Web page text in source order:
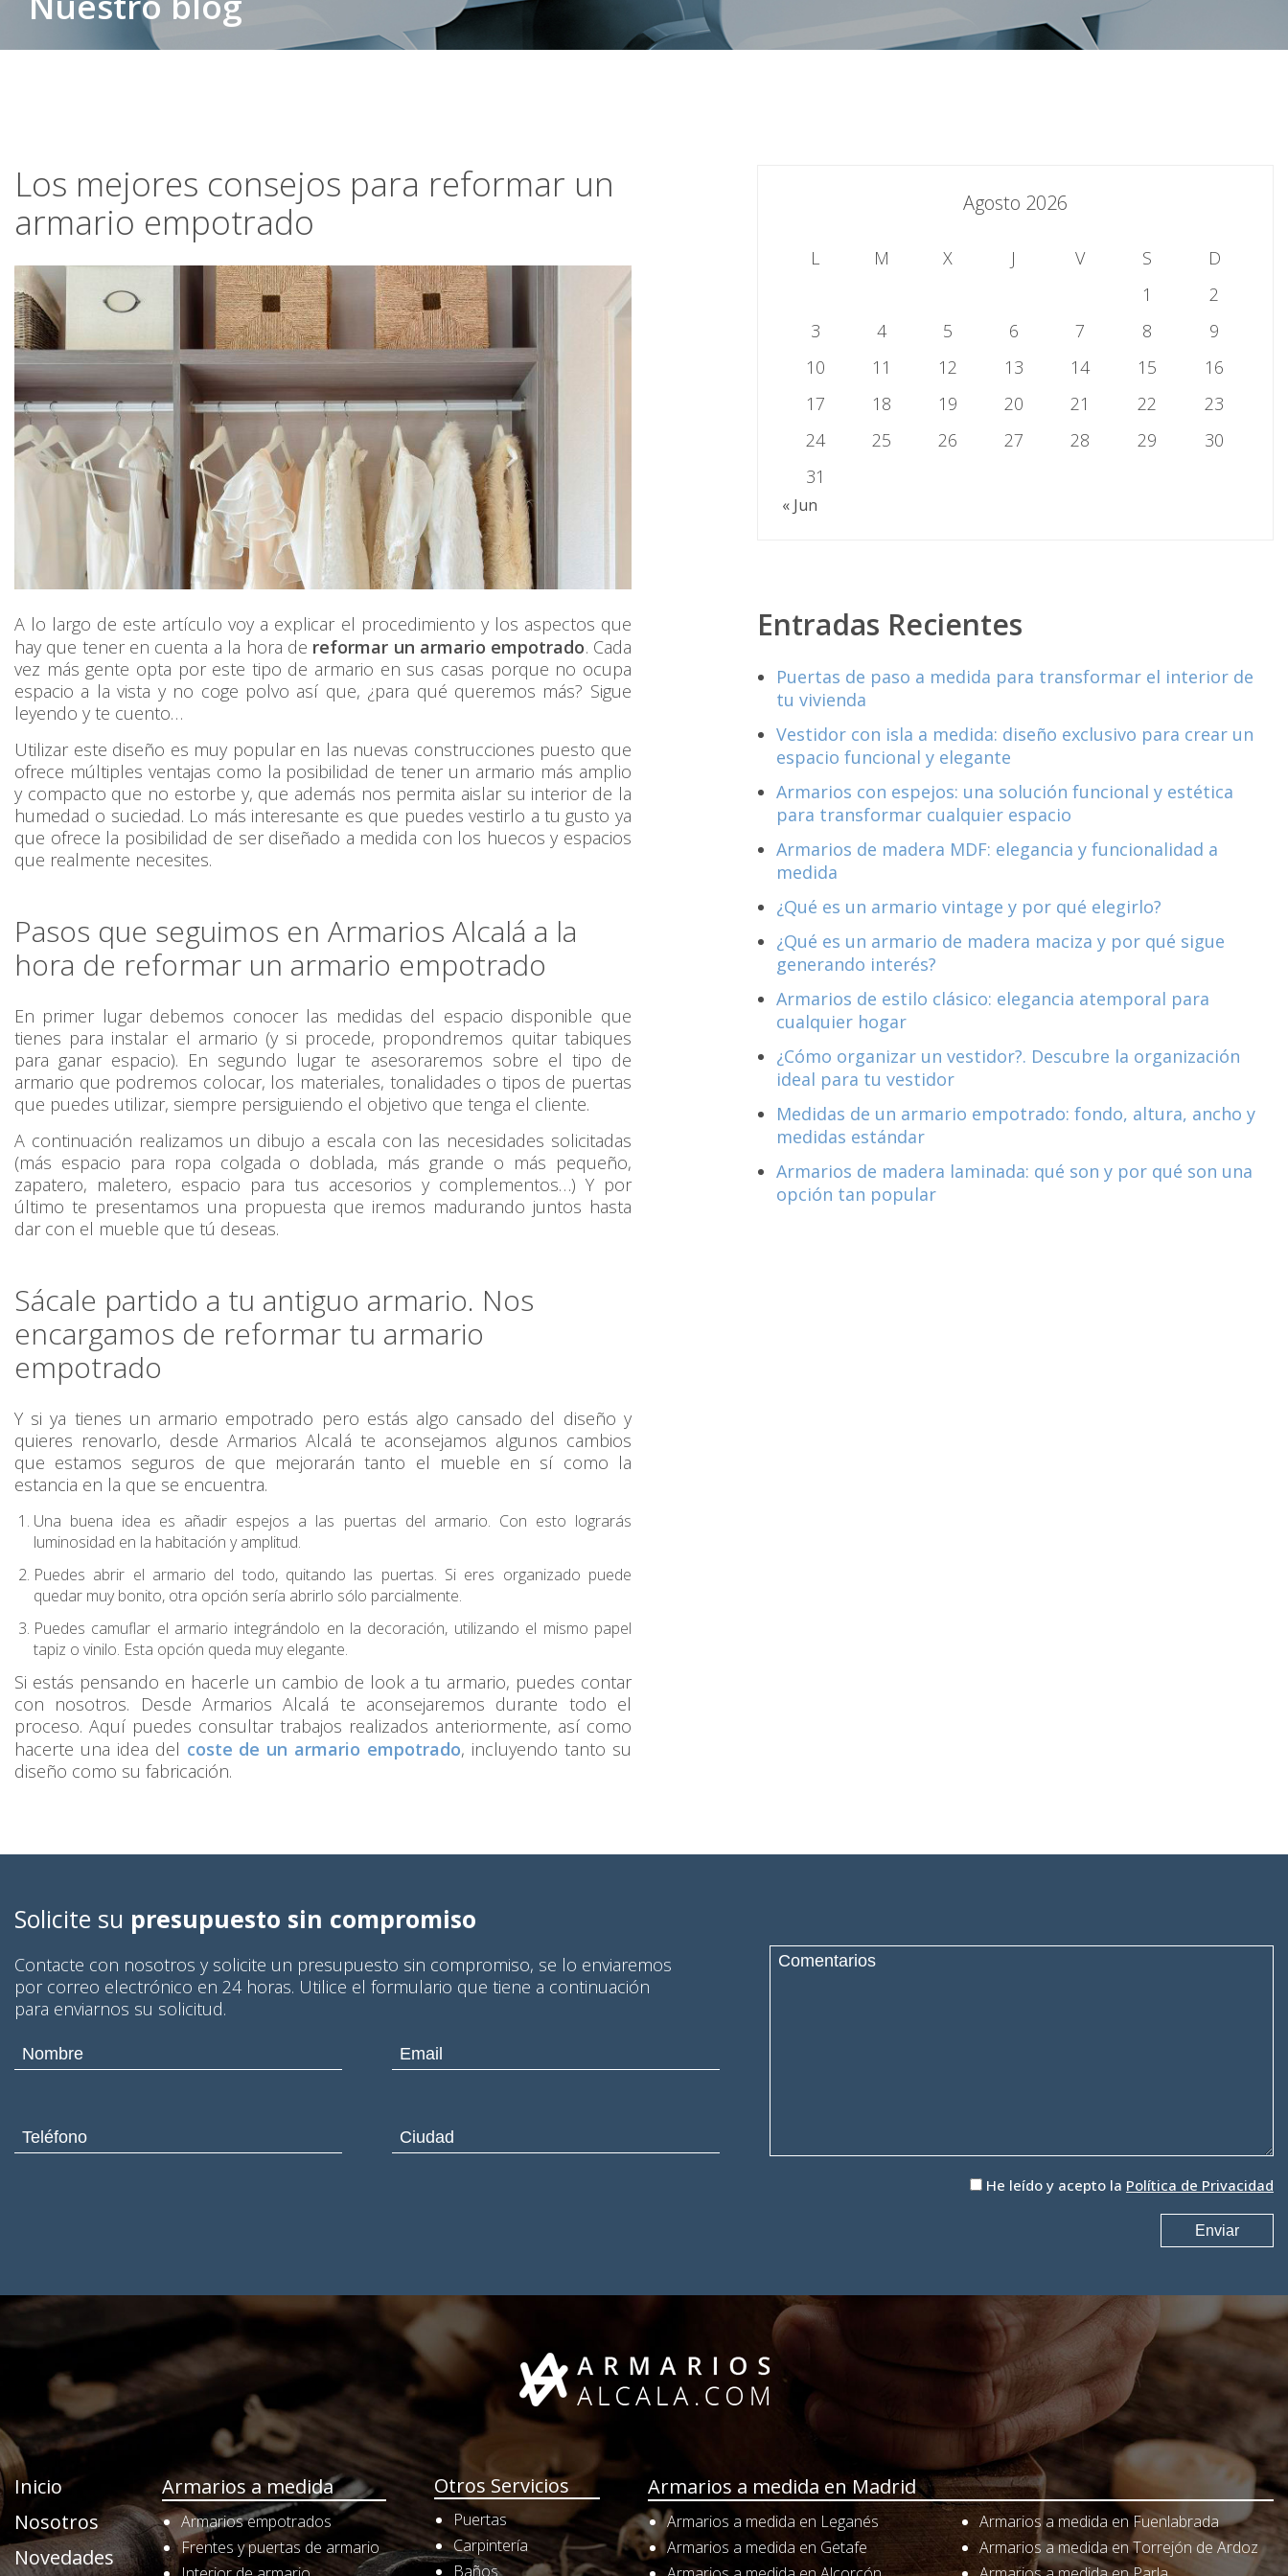
Los mejores consejos para reformar un
armario empotrado
A lo largo de este artículo voy a explicar el procedimiento y los aspectos que
hay que tener en cuenta a la hora de reformar un armario empotrado. Cada
vez más gente opta por este tipo de armario en sus casas porque no ocupa
espacio a la vista y no coge polvo así que, ¿para qué queremos más? Sigue
leyendo y te cuento…
Utilizar este diseño es muy popular en las nuevas construcciones puesto que
ofrece múltiples ventajas como la posibilidad de tener un armario más amplio
y compacto que no estorbe y, que además nos permita aislar su interior de la
humedad o suciedad. Lo más interesante es que puedes vestirlo a tu gusto ya
que ofrece la posibilidad de ser diseñado a medida con los huecos y espacios
que realmente necesites.
Pasos que seguimos en Armarios Alcalá a la
hora de reformar un armario empotrado
En primer lugar debemos conocer las medidas del espacio disponible que
tienes para instalar el armario (y si procede, propondremos quitar tabiques
para ganar espacio). En segundo lugar te asesoraremos sobre el tipo de
armario que podremos colocar, los materiales, tonalidades o tipos de puertas
que puedes utilizar, siempre persiguiendo el objetivo que tenga el cliente.
A continuación realizamos un dibujo a escala con las necesidades solicitadas
(más espacio para ropa colgada o doblada, más grande o más pequeño,
zapatero, maletero, espacio para tus accesorios y complementos…) Y por
último te presentamos una propuesta que iremos madurando juntos hasta
dar con el mueble que tú deseas.
Sácale partido a tu antiguo armario. Nos
encargamos de reformar tu armario
empotrado
Y si ya tienes un armario empotrado pero estás algo cansado del diseño y
quieres renovarlo, desde Armarios Alcalá te aconsejamos algunos cambios
que estamos seguros de que mejorarán tanto el mueble en sí como la
estancia en la que se encuentra.
Una buena idea es añadir espejos a las puertas del armario. Con esto lograrás
luminosidad en la habitación y amplitud.
Puedes abrir el armario del todo, quitando las puertas. Si eres organizado puede
quedar muy bonito, otra opción sería abrirlo sólo parcialmente.
Puedes camuflar el armario integrándolo en la decoración, utilizando el mismo papel
tapiz o vinilo. Esta opción queda muy elegante.
Si estás pensando en hacerle un cambio de look a tu armario, puedes contar
con nosotros. Desde Armarios Alcalá te aconsejaremos durante todo el
proceso. Aquí puedes consultar trabajos realizados anteriormente, así como
hacerte una idea del coste de un armario empotrado, incluyendo tanto su
diseño como su fabricación.
Agosto 2026
L M X J V S
D
1
2
3
4 5 6 7 8
9
10
11 12 13 14 15
16
17
18 19 20 21 22
23
24
25 26 27 28 29
30
31
« Jun
Entradas Recientes
Puertas de paso a medida para transformar el interior de
tu vivienda
Vestidor con isla a medida: diseño exclusivo para crear un
espacio funcional y elegante
Armarios con espejos: una solución funcional y estética
para transformar cualquier espacio
Armarios de madera MDF: elegancia y funcionalidad a
medida
¿Qué es un armario vintage y por qué elegirlo?
¿Qué es un armario de madera maciza y por qué sigue
generando interés?
Armarios de estilo clásico: elegancia atemporal para
cualquier hogar
¿Cómo organizar un vestidor?. Descubre la organización
ideal para tu vestidor
Medidas de un armario empotrado: fondo, altura, ancho y
medidas estándar
Armarios de madera laminada: qué son y por qué son una
opción tan popular
Solicite su presupuesto sin compromiso
Contacte con nosotros y solicite un presupuesto sin compromiso, se lo enviaremos
por correo electrónico en 24 horas. Utilice el formulario que tiene a continuación
para enviarnos su solicitud.
He leído y acepto la Política de Privacidad
Inicio
Nosotros
Novedades
Armarios a medida
Armarios empotrados
Frentes y puertas de armario
Otros Servicios
Puertas
Carpintería
Baños
Armarios a medida en Madrid
Armarios a medida en Leganés
Armarios a medida en Getafe
Armarios a medida en Fuenlabrada
Armarios a medida en Torrejón de Ardoz